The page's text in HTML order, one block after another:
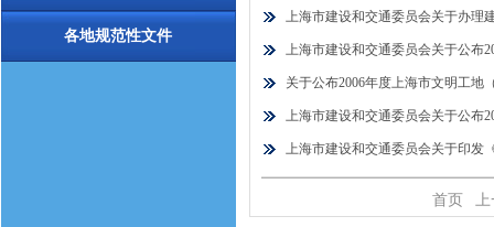
各地规范性文件
上海市建设和交通委员会关于办理
上海市建设和交通委员会关于公布
关于公布2006年度上海市文明工地
上海市建设和交通委员会关于公布
上海市建设和交通委员会关于印发
首页 上